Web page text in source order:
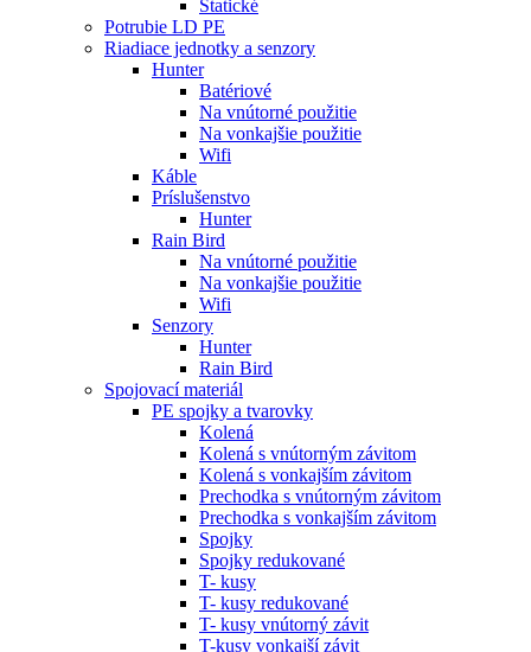
Statické
Potrubie LD PE
Riadiace jednotky a senzory
Hunter
Batériové
Na vnútorné použitie
Na vonkajšie použitie
Wifi
Káble
Príslušenstvo
Hunter
Rain Bird
Na vnútorné použitie
Na vonkajšie použitie
Wifi
Senzory
Hunter
Rain Bird
Spojovací materiál
PE spojky a tvarovky
Kolená
Kolená s vnútorným závitom
Kolená s vonkajším závitom
Prechodka s vnútorným závitom
Prechodka s vonkajším závitom
Spojky
Spojky redukované
T- kusy
T- kusy redukované
T- kusy vnútorný závit
T-kusy vonkajší závit